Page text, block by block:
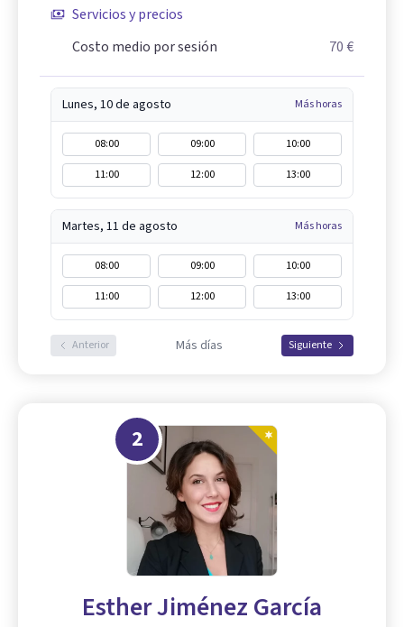
Servicios y precios
Costo medio por sesión
70 €
Lunes, 10 de agosto Más horas
08:00 09:00
10:00
11:00
12:00 13:00
Martes, 11 de agosto Más horas
08:00 09:00
10:00
11:00
12:00 13:00
Anterior Más días Siguiente
2
Esther Jiménez García